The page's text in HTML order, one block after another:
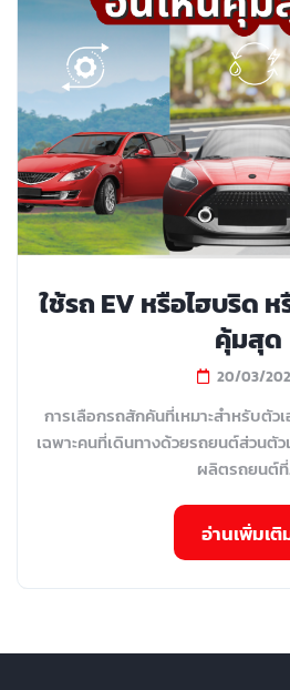
ใช้รถ EV หรือไฮบริด
คุ้มสุด
20/03/
การเลือกรถสักคันที่เหมาะสำหรับตัว
เฉพาะคนที่เดินทางด้วยรถยนต์ส่วนตั
ผลิตรถยนต์ที่
อ่านเพิ่มเติ